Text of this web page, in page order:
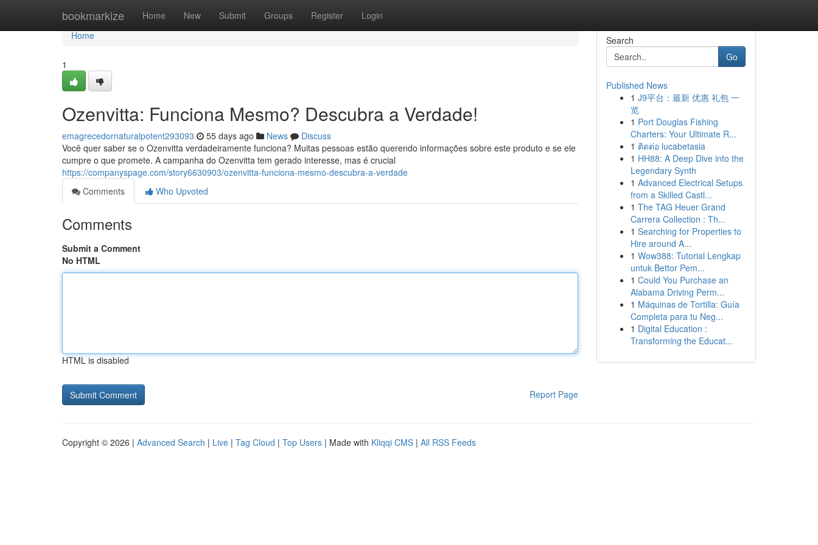
bookmarkize Home New Submit Groups Register Login
Home
Home
1
Ozenvitta: Funciona Mesmo? Descubra a Verdade!
emagrecedornaturalpotent293093 55 days ago News
Discuss
Você quer saber se o Ozenvitta verdadeiramente funciona? Muitas pessoas estão querendo informações sobre este produto e se ele
cumpre o que promete. A campanha do Ozenvitta tem gerado interesse, mas é crucial
https://companyspage.com/story6630903/ozenvitta-funciona-mesmo-descubra-a-verdade
Comments
Who Upvoted
Comments
Submit a Comment
No HTML
HTML is disabled
Report Page
Search
Go
Published News
1 J9平台：最新 优惠 礼包 一
览
1 Port Douglas Fishing
Charters: Your Ultimate R...
1 ติดต่อ lucabetasia
1 HH88: A Deep Dive into the
Legendary Synth
1 Advanced Electrical Setups
from a Skilled Castl...
1 The TAG Heuer Grand
Carrera Collection : Th...
1 Searching for Properties to
Hire around A...
1 Wow388: Tutorial Lengkap
untuk Bettor Pem...
1 Could You Purchase an
Alabama Driving Perm...
1 Máquinas de Tortilla: Guía
Completa para tu Neg...
1 Digital Education :
Transforming the Educat...
Copyright © 2026 | Advanced Search | Live | Tag Cloud | Top Users | Made with Kliqqi CMS | All RSS Feeds